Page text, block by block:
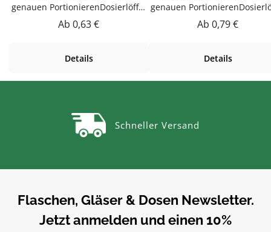
genauen PortionierenDosierlöffel
zum genauen Portionieren.
vielen Flaschen, Gläsern und
genauen Portionieren. Einfach in
der Anwendung und langlebig im
Gebrauch.PflegehinweiseNach
lassenJetzt bestellenBestelle
flaschen-glaeser-und-dosen.de.
Regulärer Preis:
Ab 0,63 €
Details
genauen
zum genauen
vielen Flaschen, Gläsern
der Anwendung und
lassenJetzt
flaschen-glaeser-und-
Regulärer Preis:
Ab 0,79 €
Details
Schneller Versand
Flaschen, Gläser & Dosen Newsletter.
Jetzt anmelden und einen 10%